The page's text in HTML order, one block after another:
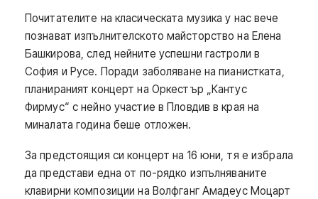
Почитателите на класическата музика у нас вече
познават изпълнителското майсторство на Елена
Башкирова, след нейните успешни гастроли в
София и Русе. Поради заболяване на пианистката,
планираният концерт на Оркестър „Кантус
Фирмус“ с нейно участие в Пловдив в края на
миналата година беше отложен.
За предстоящия си концерт на 16 юни, тя е избрала
да представи една от по-рядко изпълняваните
клавирни композиции на Волфганг Амадеус Моцарт